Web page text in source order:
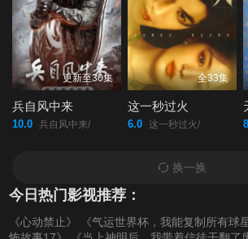
更新至30集
兵自风中来
10.0 兵自风中来/
全33集
这一秒过火
6.0 这一秒过火/
换一换
今日热门影视推荐：
《心动禁止》 《气运世界杯，我能复制所有球